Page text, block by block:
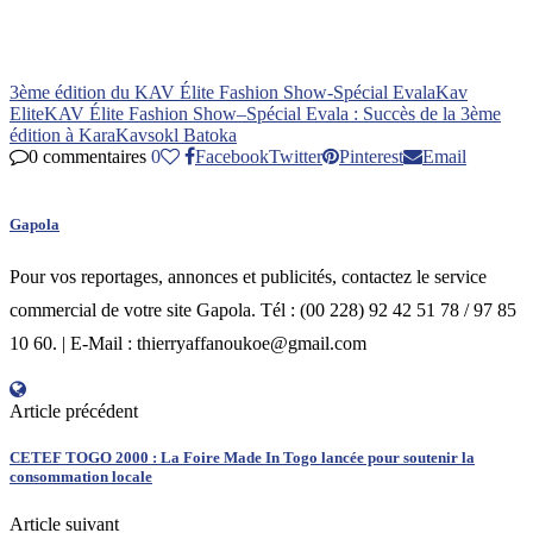
3ème édition du KAV Élite Fashion Show-Spécial EvalaKav
EliteKAV Élite Fashion Show–Spécial Evala : Succès de la 3ème
édition à KaraKavsokl Batoka
0 commentaires 0 FacebookTwitter Pinterest Email
Gapola
Pour vos reportages, annonces et publicités, contactez le service
commercial de votre site Gapola. Tél : (00 228) 92 42 51 78 / 97 85
10 60. | E-Mail : thierryaffanoukoe@gmail.com
Article précédent
CETEF TOGO 2000 : La Foire Made In Togo lancée pour soutenir la
consommation locale
Article suivant